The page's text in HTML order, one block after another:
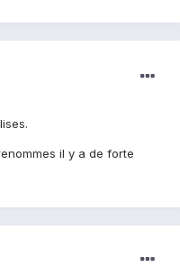
il y a de forte